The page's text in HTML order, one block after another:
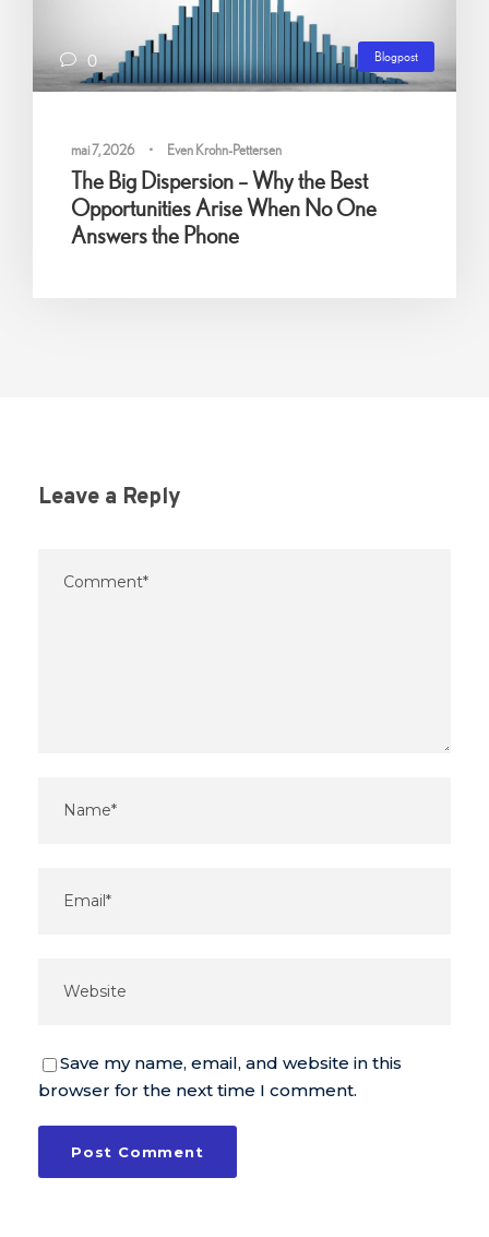
Blogpost
0
mai 7, 2026 • Even Krohn-Pettersen
The Big Dispersion – Why the Best
Opportunities Arise When No One
Answers the Phone
Leave a Reply
Save my name, email, and website in this
browser for the next time I comment.